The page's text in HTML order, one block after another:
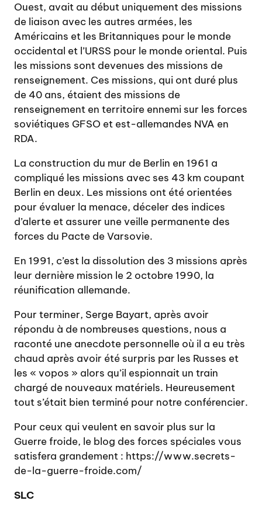
Ouest, avait au début uniquement des missions
de liaison avec les autres armées, les
Américains et les Britanniques pour le monde
occidental et l’URSS pour le monde oriental. Puis
les missions sont devenues des missions de
renseignement. Ces missions, qui ont duré plus
de 40 ans, étaient des missions de
renseignement en territoire ennemi sur les forces
soviétiques GFSO et est-allemandes NVA en
RDA.
La construction du mur de Berlin en 1961 a
compliqué les missions avec ses 43 km coupant
Berlin en deux. Les missions ont été orientées
pour évaluer la menace, déceler des indices
d’alerte et assurer une veille permanente des
forces du Pacte de Varsovie.
En 1991, c’est la dissolution des 3 missions après
leur dernière mission le 2 octobre 1990, la
réunification allemande.
Pour terminer, Serge Bayart, après avoir
répondu à de nombreuses questions, nous a
raconté une anecdote personnelle où il a eu très
chaud après avoir été surpris par les Russes et
les « vopos » alors qu’il espionnait un train
chargé de nouveaux matériels. Heureusement
tout s’était bien terminé pour notre conférencier.
Pour ceux qui veulent en savoir plus sur la
Guerre froide, le blog des forces spéciales vous
satisfera grandement : https://www.secrets-
de-la-guerre-froide.com/
SLC